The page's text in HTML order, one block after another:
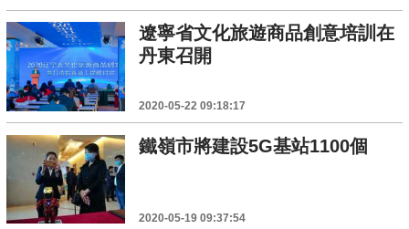
遼寧省文化旅遊商品創意培訓在
丹東召開
2020-05-22 09:18:17
鐵嶺市將建設5G基站1100個
2020-05-19 09:37:54